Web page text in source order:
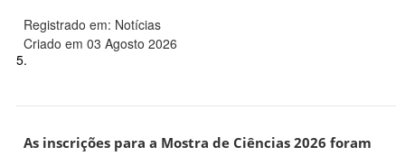
Registrado em: Notícias
Criado em 03 Agosto 2026
5.
As inscrições para a Mostra de Ciências 2026 foram